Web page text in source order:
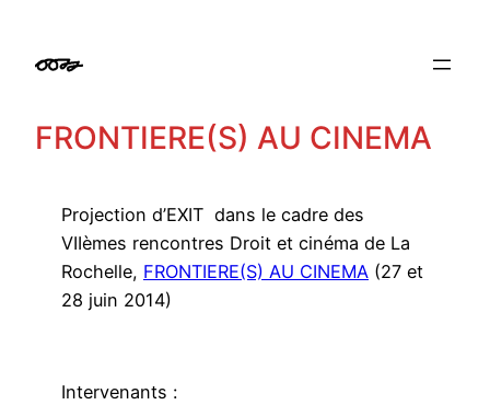
contenu
FRONTIERE(S) AU CINEMA
Projection d’EXIT dans le cadre des
VIIèmes rencontres Droit et cinéma de La
Rochelle, FRONTIERE(S) AU CINEMA (27 et
28 juin 2014)
Intervenants :